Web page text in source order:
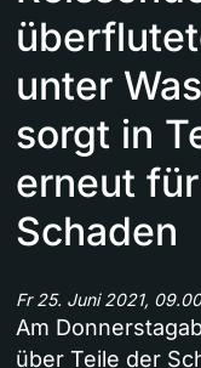
unter
sorgt in
erneut
Schaden
Fr 25. Juni 2021,
Am
über Teile der